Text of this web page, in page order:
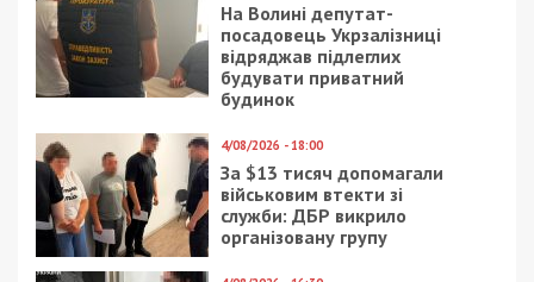
На Волині депутат-
посадовець Укрзалізниці
відряджав підлеглих
будувати приватний
будинок
4/08/2026 - 18:00
За $13 тисяч допомагали
військовим втекти зі
служби: ДБР викрило
організовану групу